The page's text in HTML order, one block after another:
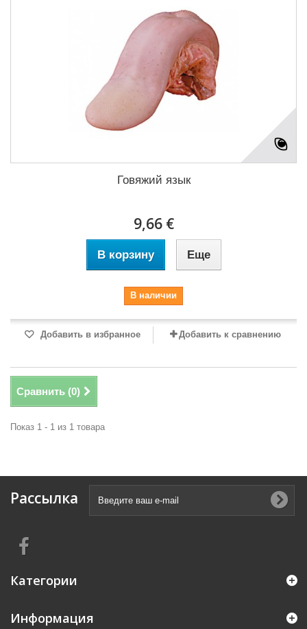
Говяжий язык
9,66 €
В корзину Еще
В наличии
Добавить в избранное Добавить к сравнению
Сравнить (0)
Показ 1 - 1 из 1 товара
Рассылка
Категории
Информация